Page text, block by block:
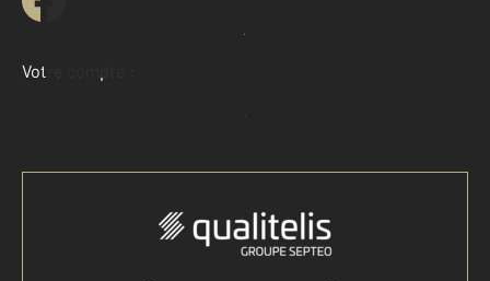
Demander une estimation
Votre compte :
Accéder à mon compte